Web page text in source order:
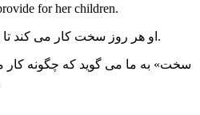
for her children.
او هر روز سخت کار می کند تا زندگی فرزندانش را تأمین کند.